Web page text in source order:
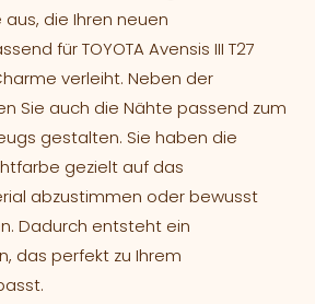
die Ihren neuen
für TOYOTA Avensis III T27
verleiht. Neben der
Sie auch die Nähte passend zum
gestalten. Sie haben die
gezielt auf das
abzustimmen oder bewusst
Dadurch entsteht ein
das perfekt zu Ihrem